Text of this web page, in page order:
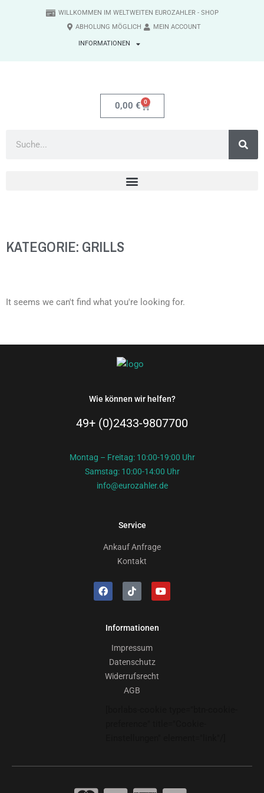
WILLKOMMEN IM WELTWEITEN EUROZAHLER - SHOP
ABHOLUNG MÖGLICH
MEIN ACCOUNT
INFORMATIONEN
0,00 € 0
KATEGORIE: GRILLS
It seems we can't find what you're looking for.
Wie können wir helfen?
49+ (0)2433-9807700
Montag – Freitag: 10:00-19:00 Uhr
Samstag: 10:00-14:00 Uhr
info@eurozahler.de
Service
Ankauf Anfrage
Kontakt
Informationen
Impressum
Datenschutz
Widerrufsrecht
AGB